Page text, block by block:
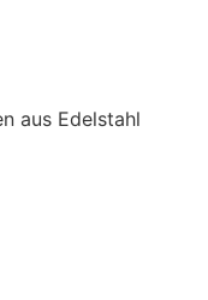
aus Edelstahl